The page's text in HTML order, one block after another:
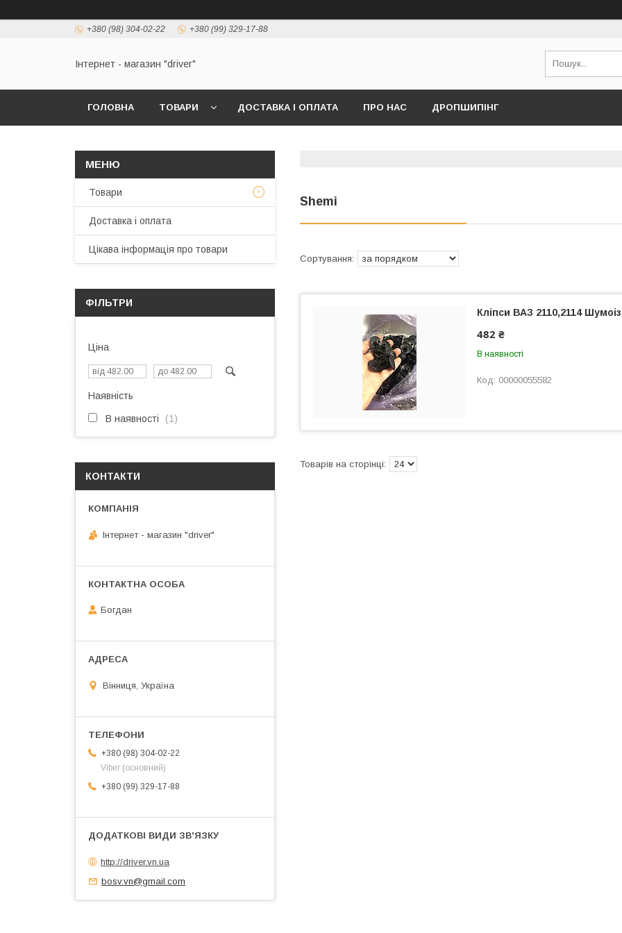
+380 (98) 304-02-22 +380 (99) 329-17-88
Інтернет - магазин "driver"
ГОЛОВНА ТОВАРИ ДОСТАВКА І ОПЛАТА ПРО НАС ДРОПШИПІНГ
Shemi
Кліпси ВАЗ 2110,2114
482 ₴
В наявності
00000055582
Товари
Доставка і оплата
Цікава інформація про товари
ФІЛЬТРИ
Ціна
Наявність
В наявності 1
КОНТАКТИ
Інтернет - магазин "driver"
Богдан
Вінниця, Україна
+380 (98) 304-02-22
Viber (основний)
+380 (99) 329-17-88
http://driver.vn.ua
bosv.vn@gmail.com